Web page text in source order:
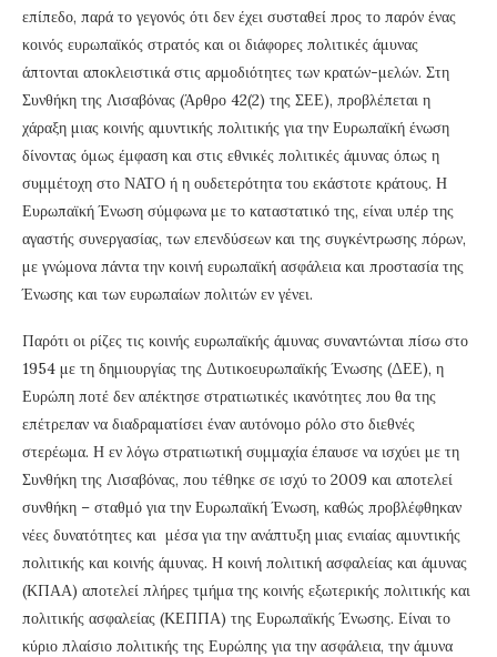
επίπεδο, παρά το γεγονός ότι δεν έχει συσταθεί προς το παρόν ένας
κοινός ευρωπαϊκός στρατός και οι διάφορες πολιτικές άμυνας
άπτονται αποκλειστικά στις αρμοδιότητες των κρατών-μελών. Στη
Συνθήκη της Λισαβόνας (Άρθρο 42(2) της ΣΕΕ), προβλέπεται η
χάραξη μιας κοινής αμυντικής πολιτικής για την Ευρωπαϊκή ένωση
δίνοντας όμως έμφαση και στις εθνικές πολιτικές άμυνας όπως η
συμμέτοχη στο ΝΑΤΟ ή η ουδετερότητα του εκάστοτε κράτους. Η
Ευρωπαϊκή Ένωση σύμφωνα με το καταστατικό της, είναι υπέρ της
αγαστής συνεργασίας, των επενδύσεων και της συγκέντρωσης πόρων,
με γνώμονα πάντα την κοινή ευρωπαϊκή ασφάλεια και προστασία της
Ένωσης και των ευρωπαίων πολιτών εν γένει.
Παρότι οι ρίζες τις κοινής ευρωπαϊκής άμυνας συναντώνται πίσω στο
1954 με τη δημιουργίας της Δυτικοευρωπαϊκής Ένωσης (ΔΕΕ), η
Ευρώπη ποτέ δεν απέκτησε στρατιωτικές ικανότητες που θα της
επέτρεπαν να διαδραματίσει έναν αυτόνομο ρόλο στο διεθνές
στερέωμα. Η εν λόγω στρατιωτική συμμαχία έπαυσε να ισχύει με τη
Συνθήκη της Λισαβόνας, που τέθηκε σε ισχύ το 2009 και αποτελεί
συνθήκη – σταθμό για την Ευρωπαϊκή Ένωση, καθώς προβλέφθηκαν
νέες δυνατότητες και μέσα για την ανάπτυξη μιας ενιαίας αμυντικής
πολιτικής και κοινής άμυνας. Η κοινή πολιτική ασφαλείας και άμυνας
(ΚΠΑΑ) αποτελεί πλήρες τμήμα της κοινής εξωτερικής πολιτικής και
πολιτικής ασφαλείας (ΚΕΠΠΑ) της Ευρωπαϊκής Ένωσης. Είναι το
κύριο πλαίσιο πολιτικής της Ευρώπης για την ασφάλεια, την άμυνα